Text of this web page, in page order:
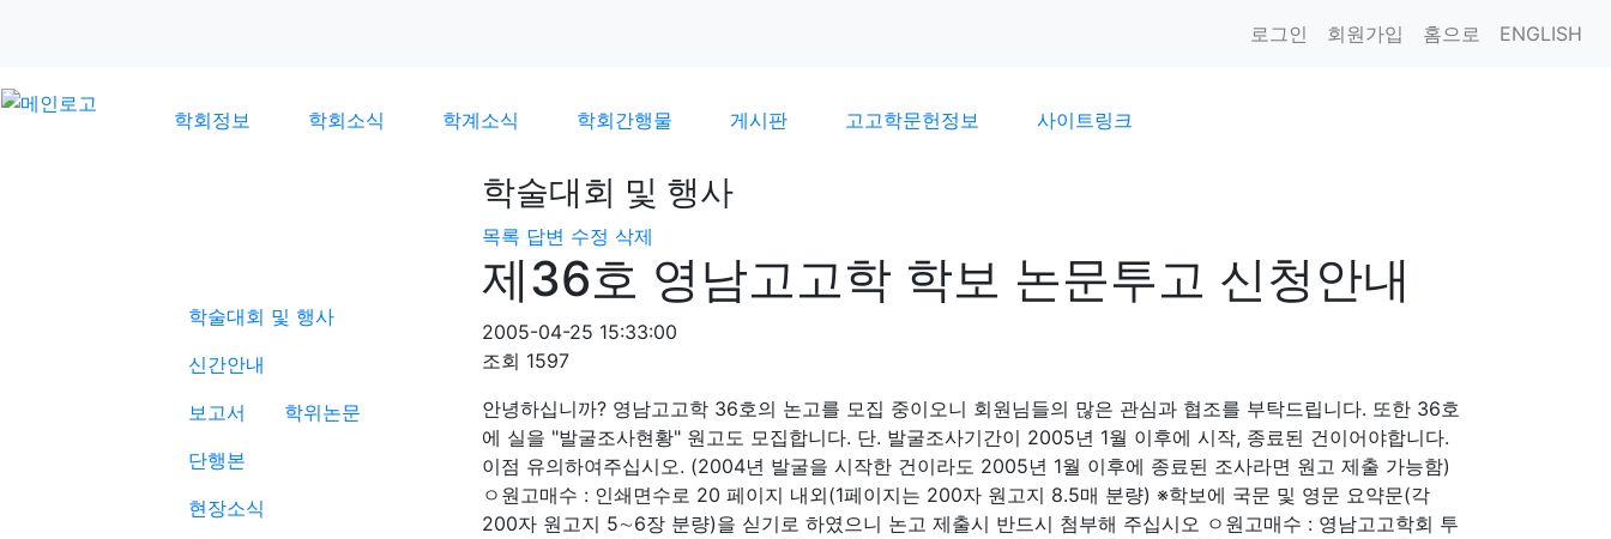
로그인 회원가입 홈으로 ENGLISH
학회정보 학회소식 학계소식 학회간행물 게시판 고고학문헌정보 사이트링크
학술대회 및 행사
신간안내
보고서
학위논문
단행본
현장소식
학술대회 및 행사
목록 답변 수정 삭제
제36호 영남고고학 학보 논문투고 신청안내
2005-04-25 15:33:00
조회 1597
안녕하십니까? 영남고고학 36호의 논고를 모집 중이오니 회원님들의 많은 관심과 협조를 부탁드립니다. 또한 36호
에 실을 "발굴조사현황" 원고도 모집합니다. 단. 발굴조사기간이 2005년 1월 이후에 시작, 종료된 건이어야합니다.
이점 유의하여주십시오. (2004년 발굴을 시작한 건이라도 2005년 1월 이후에 종료된 조사라면 원고 제출 가능함)
ㅇ원고매수 : 인쇄면수로 20 페이지 내외(1페이지는 200자 원고지 8.5매 분량) ※학보에 국문 및 영문 요약문(각
200자 원고지 5∼6장 분량)을 싣기로 하였으니 논고 제출시 반드시 첨부해 주십시오 ㅇ원고매수 : 영남고고학회 투